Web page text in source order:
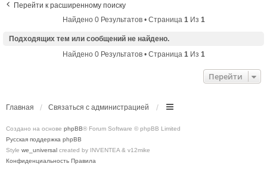
Перейти к расширенному поиску
Найдено 0 Результатов • Страница 1 Из 1
Подходящих тем или сообщений не найдено.
Найдено 0 Результатов • Страница 1 Из 1
Перейти
Главная Связаться с администрацией
Создано на основе phpBB® Forum Software © phpBB Limited
Русская поддержка phpBB
Style we_universal created by INVENTEA & v12mike
Конфиденциальность Правила